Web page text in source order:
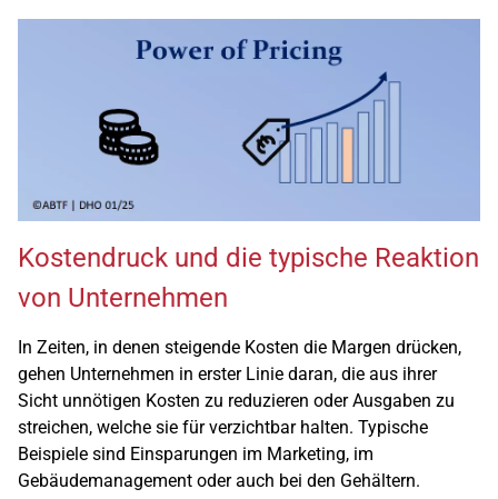
Kostendruck und die typische Reaktion
von Unternehmen
In Zeiten, in denen steigende Kosten die Margen drücken,
gehen Unternehmen in erster Linie daran, die aus ihrer
Sicht unnötigen Kosten zu reduzieren oder Ausgaben zu
streichen, welche sie für verzichtbar halten. Typische
Beispiele sind Einsparungen im Marketing, im
Gebäudemanagement oder auch bei den Gehältern.